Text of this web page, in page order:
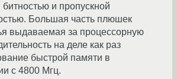
и пропускной
Большая часть плюшек
выдаваемая за процессорную
на деле как раз
быстрой памяти в
с 4800 Мгц.